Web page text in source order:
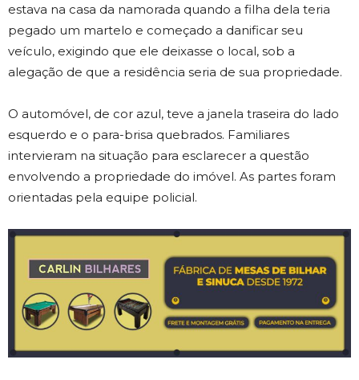
estava na casa da namorada quando a filha dela teria
pegado um martelo e começado a danificar seu
veículo, exigindo que ele deixasse o local, sob a
alegação de que a residência seria de sua propriedade.
O automóvel, de cor azul, teve a janela traseira do lado
esquerdo e o para-brisa quebrados. Familiares
intervieram na situação para esclarecer a questão
envolvendo a propriedade do imóvel. As partes foram
orientadas pela equipe policial.